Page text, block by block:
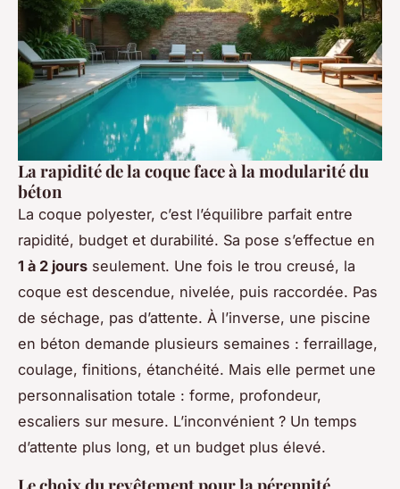
La rapidité de la coque face à la modularité du
béton
La coque polyester, c’est l’équilibre parfait entre
rapidité, budget et durabilité. Sa pose s’effectue en
1 à 2 jours seulement. Une fois le trou creusé, la
coque est descendue, nivelée, puis raccordée. Pas
de séchage, pas d’attente. À l’inverse, une piscine
en béton demande plusieurs semaines : ferraillage,
coulage, finitions, étanchéité. Mais elle permet une
personnalisation totale : forme, profondeur,
escaliers sur mesure. L’inconvénient ? Un temps
d’attente plus long, et un budget plus élevé.